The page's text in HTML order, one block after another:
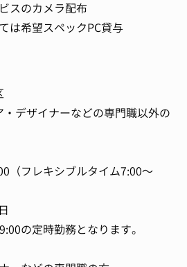
スのカメラ配布
は希望スペックPC貸与
デザイナーなどの専門職以外の
（フレキシブルタイム7:00～
の定時勤務となります。